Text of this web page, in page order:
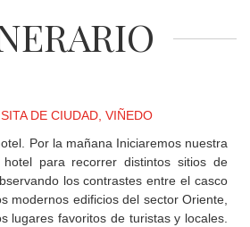
DE CIUDAD, VIÑEDO
Por la mañana Iniciaremos nuestra
para recorrer distintos sitios de
los contrastes entre el casco
modernos edificios del sector Oriente,
lugares favoritos de turistas y locales.